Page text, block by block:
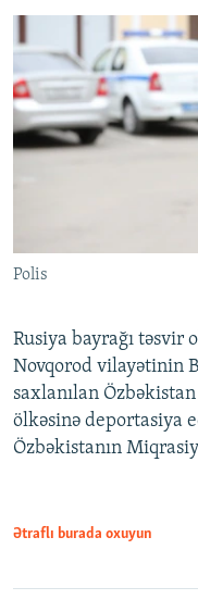
Polis
Rusiya bayrağı təsvir
Novqorod vilayətinin
saxlanılan Özbəkistan
ölkəsinə deportasiya
Özbəkistanın
Ətraflı burada oxuyun